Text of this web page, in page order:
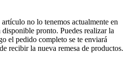
artículo no lo tenemos actualmente en
disponible pronto. Puedes realizar la
el pedido completo se te enviará
recibir la nueva remesa de productos.